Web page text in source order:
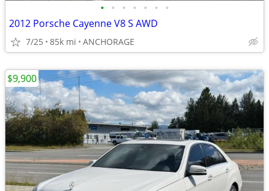
• • • • • • •
2012 Porsche Cayenne V8 S AWD
7/25 85k mi ANCHORAGE
$9,900